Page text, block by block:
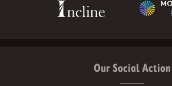
Our Social Action